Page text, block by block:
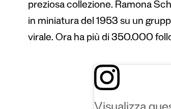
preziosa collezione. Ramona
in miniatura del 1953 su un
virale. Ora ha più di 350.000